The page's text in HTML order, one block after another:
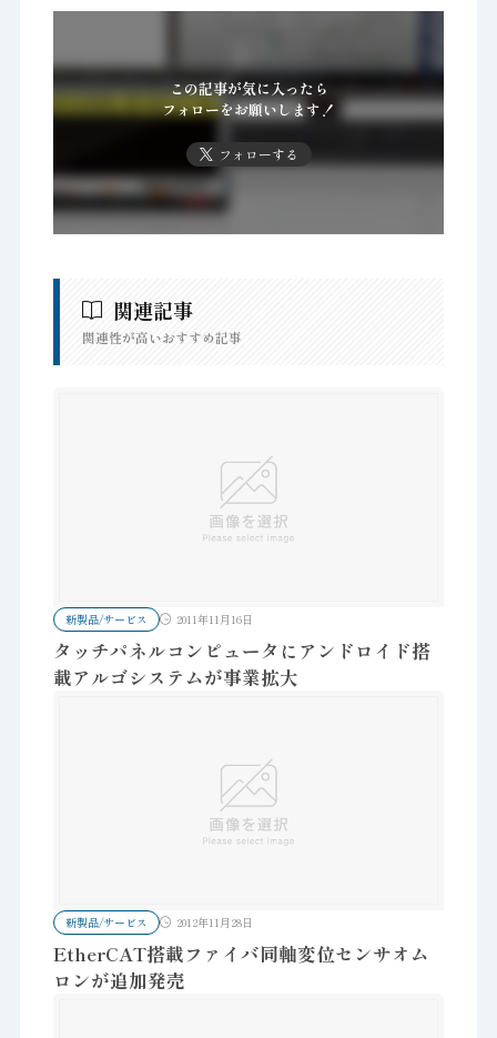
この記事が気に入ったら
フォローをお願いします！
フォローする
関連記事
関連性が高いおすすめ記事
新製品/サービス 2011年11月16日
タッチパネルコンピュータにアンドロイド搭
載アルゴシステムが事業拡大
新製品/サービス 2012年11月28日
EtherCAT搭載ファイバ同軸変位センサオム
ロンが追加発売